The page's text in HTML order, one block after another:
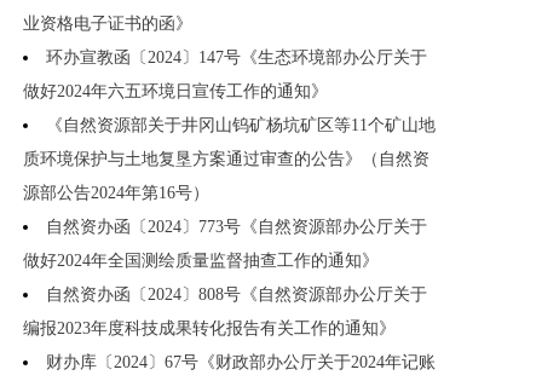
业资格电子证书的函》
环办宣教函〔2024〕147号《生态环境部办公厅关于
做好2024年六五环境日宣传工作的通知》
《自然资源部关于井冈山钨矿杨坑矿区等11个矿山地
质环境保护与土地复垦方案通过审查的公告》（自然资
源部公告2024年第16号）
自然资办函〔2024〕773号《自然资源部办公厅关于
做好2024年全国测绘质量监督抽查工作的通知》
自然资办函〔2024〕808号《自然资源部办公厅关于
编报2023年度科技成果转化报告有关工作的通知》
财办库〔2024〕67号《财政部办公厅关于2024年记账